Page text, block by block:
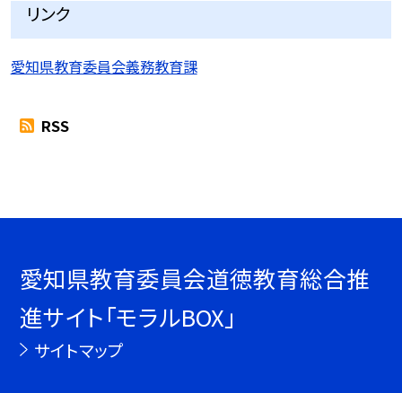
リンク
愛知県教育委員会義務教育課
RSS
愛知県教育委員会道徳教育総合推
進サイト「モラルBOX」
サイトマップ